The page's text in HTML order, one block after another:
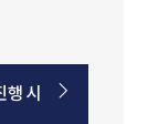
행 시